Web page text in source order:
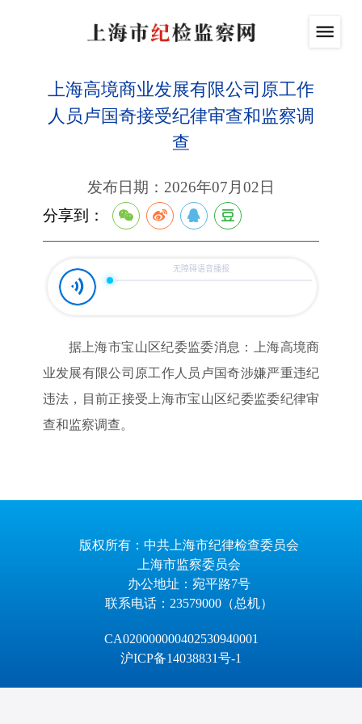
上海高境商业发展有限公司原工作
人员卢国奇接受纪律审查和监察调
查
发布日期：2026年07月02日
分享到：
据上海市宝山区纪委监委消息：上海高境商
业发展有限公司原工作人员卢国奇涉嫌严重违纪
违法，目前正接受上海市宝山区纪委监委纪律审
查和监察调查。
版权所有：中共上海市纪律检查委员会
上海市监察委员会
办公地址：宛平路7号
联系电话：23579000（总机）
CA020000000402530940001
沪ICP备14038831号-1